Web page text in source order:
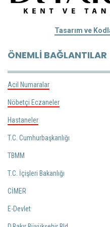
Tasarım ve
ÖNEMLI BAĞLANTILAR
Acil Numaralar
Nöbetçi Eczaneler
Hastaneler
T.C. Cumhurbaşkanlığı
TBMM
T.C. İçişleri Bakanlığı
CİMER
E-Devlet